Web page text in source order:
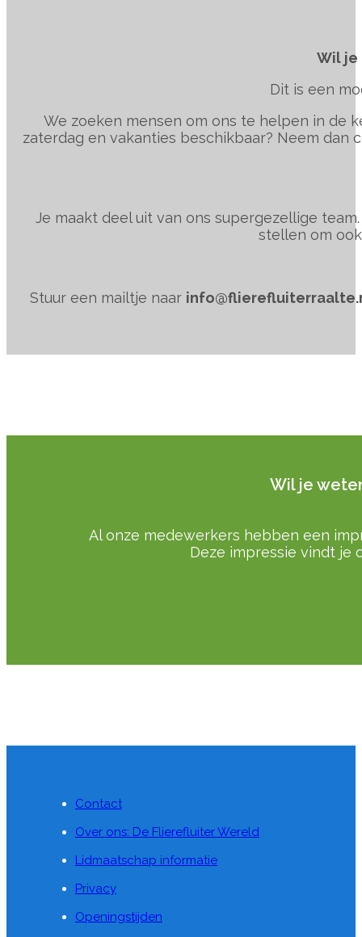
Wil je
Dit is een
We zoeken mensen om ons te helpen in de
zaterdag en vakanties beschikbaar? Neem dan
Je maakt deel uit van ons supergezellige
stellen om
Stuur een mailtje naar
Wil je
Al onze medewerkers hebben een
Deze impressie vindt je
Contact
Over ons: De Flierefluiter Wereld
Lidmaatschap informatie
Privacy
Openingstijden